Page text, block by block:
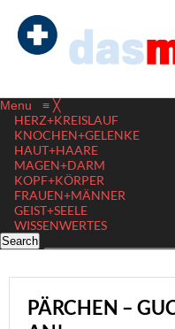
Menu ≡ ╳
HERZ+KREISLAUF
KNOCHEN+GELENKE
HAUT+HAARE
MAGEN+DARM
KOPF+KÖRPER
FRAUEN+MÄNNER
GEIST+SEELE
WISSENWERTES
PÄRCHEN –